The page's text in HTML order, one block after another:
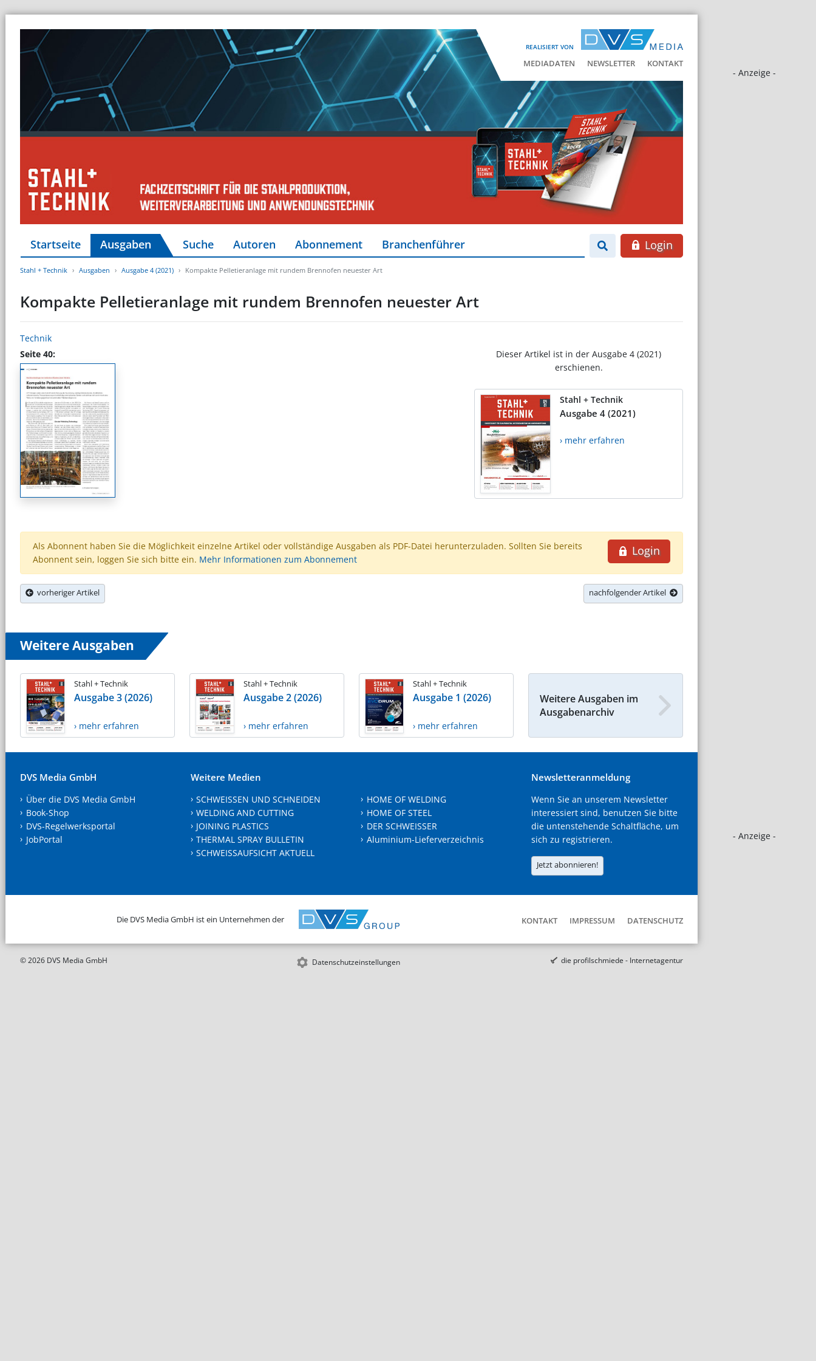
REALISIERT VON
MEDIADATEN NEWSLETTER KONTAKT
- Anzeige -
- Anzeige -
Startseite Ausgaben Suche Autoren Abonnement Branchenführer Login
Stahl + Technik Ausgaben Ausgabe 4 (2021) Kompakte Pelletieranlage mit rundem Brennofen neuester Art
Kompakte Pelletieranlage mit rundem Brennofen neuester Art
Technik
Seite 40:
Dieser Artikel ist in der Ausgabe 4 (2021)
erschienen.
Stahl + Technik
Ausgabe 4 (2021)
› mehr erfahren
Login
Als Abonnent haben Sie die Möglichkeit einzelne Artikel oder vollständige Ausgaben als PDF-Datei herunterzuladen. Sollten Sie bereits
Abonnent sein, loggen Sie sich bitte ein. Mehr Informationen zum Abonnement
vorheriger Artikel nachfolgender Artikel
Weitere Ausgaben
Stahl + Technik
Ausgabe 3 (2026)
› mehr erfahren
Stahl + Technik
Ausgabe 2 (2026)
› mehr erfahren
Stahl + Technik
Ausgabe 1 (2026)
› mehr erfahren
Weitere Ausgaben im
Ausgabenarchiv
DVS Media GmbH
Über die DVS Media GmbH
Book-Shop
DVS-Regelwerksportal
JobPortal
Weitere Medien
SCHWEISSEN UND SCHNEIDEN
WELDING AND CUTTING
JOINING PLASTICS
THERMAL SPRAY BULLETIN
SCHWEISSAUFSICHT AKTUELL
HOME OF WELDING
HOME OF STEEL
DER SCHWEISSER
Aluminium-Lieferverzeichnis
Newsletteranmeldung
Wenn Sie an unserem Newsletter
interessiert sind, benutzen Sie bitte
die untenstehende Schaltfläche, um
sich zu registrieren.
Jetzt abonnieren!
Die DVS Media GmbH ist ein Unternehmen der KONTAKT IMPRESSUM DATENSCHUTZ
© 2026 DVS Media GmbH Datenschutzeinstellungen die profilschmiede - Internetagentur